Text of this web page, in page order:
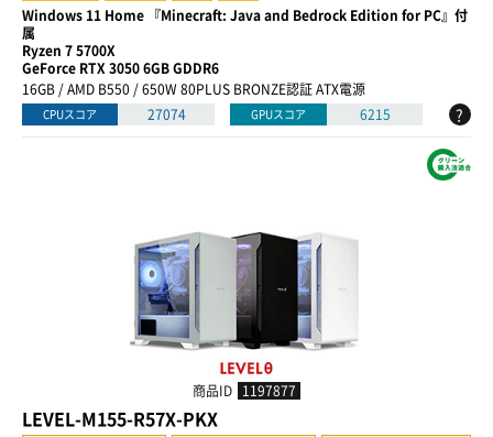
Windows 11 Home 『Minecraft: Java and Bedrock Edition for PC』付
属
Ryzen 7 5700X
GeForce RTX 3050 6GB GDDR6
16GB / AMD B550 / 650W 80PLUS BRONZE認証 ATX電源
CPUスコア 27074 GPUスコア 6215 ?
商品ID 1197877
LEVEL-M155-R57X-PKX